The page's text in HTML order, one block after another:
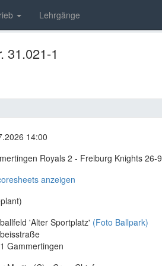
Lehrgänge
31.021-1
14:00
Royals 2 - Freiburg Knights 26-9
anzeigen
'Alter Sportplatz' (Foto Ballpark)
Gammertingen